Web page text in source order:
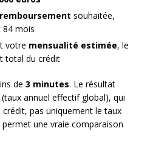
souhaitée,
84 mois
votre mensualité estimée, le
total du crédit
de 3 minutes. Le résultat
(taux annuel effectif global), qui
pas uniquement le taux
permet une vraie comparaison